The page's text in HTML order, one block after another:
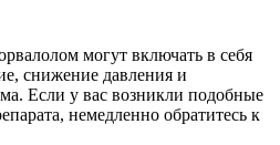
могут включать в себя
снижение давления и
Если у вас возникли подобные
немедленно обратитесь к